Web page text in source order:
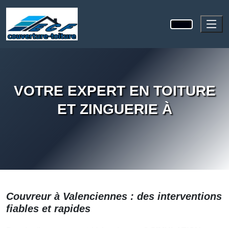
VOTRE EXPERT EN TOITURE
ET ZINGUERIE À
Couvreur à Valenciennes : des interventions
fiables et rapides